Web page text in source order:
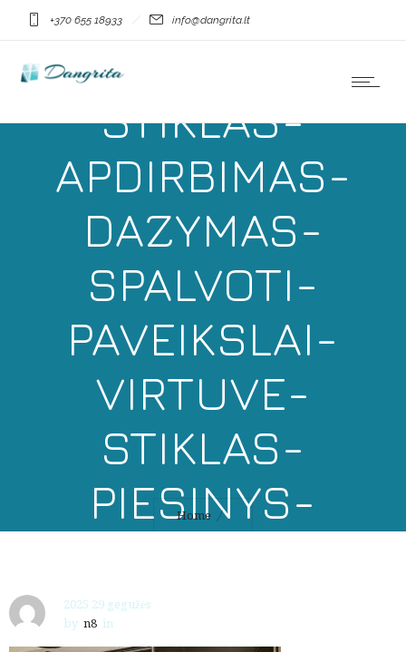
+370 655 18933 info@dangrita.lt
DANGRITA-
STIKLAS-
APDIRBIMAS-
DAZYMAS-
SPALVOTI-
PAVEIKSLAI-
VIRTUVE-
STIKLAS-
PIESINYS-
10018
Home
2025 29 gegužės
by n8 in